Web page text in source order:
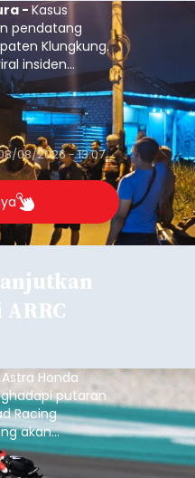
-Kasus
pendatang
Klungkung.
insiden
peristiwa serupa
asal Kabupaten
Tenggara Timur
08/2026 - 13:07
Honda
putaran
Racing
akan
Tenggara